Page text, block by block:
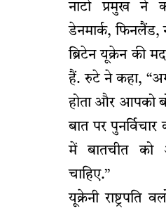
नाटो प्रमुख ने
डेनमार्क, फिनलैंड,
ब्रिटेन यूक्रेन की
हैं. रुटे ने कहा,
होता और आपको
बात पर
में बातचीत को
चाहिए.”
यूक्रेनी राष्ट्रपति